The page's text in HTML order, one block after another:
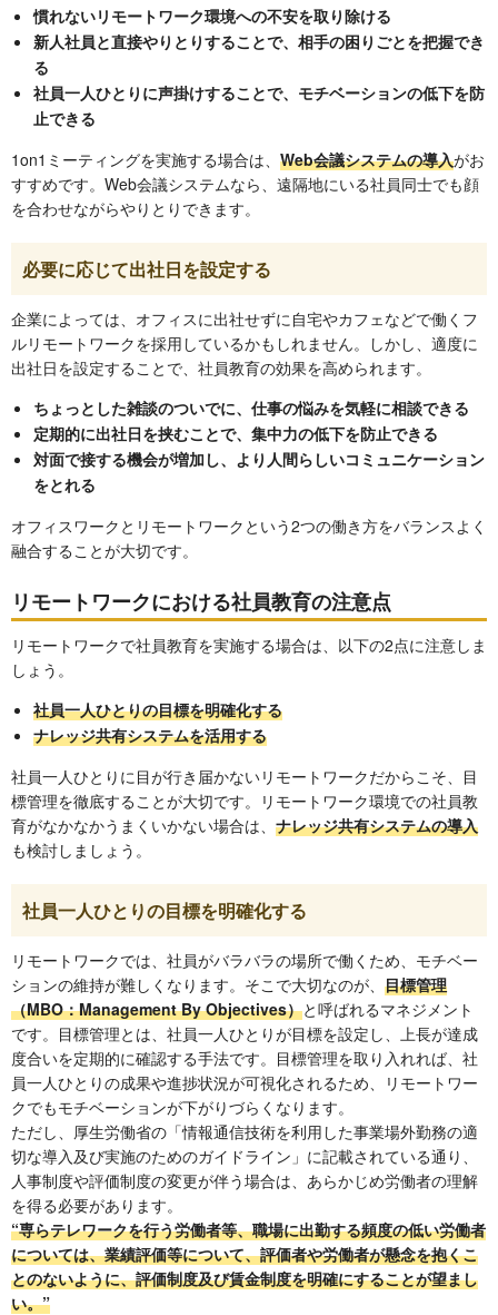
慣れないリモートワーク環境への不安を取り除ける
新人社員と直接やりとりすることで、相手の困りごとを把握でき
る
社員一人ひとりに声掛けすることで、モチベーションの低下を防
止できる
1on1ミーティングを実施する場合は、 Web会議システムの導入がお
すすめです。Web会議システムなら、遠隔地にいる社員同士でも顔
を合わせながらやりとりできます。
必要に応じて出社日を設定する
企業によっては、オフィスに出社せずに自宅やカフェなどで働くフ
ルリモートワークを採用しているかもしれません。しかし、適度に
出社日を設定することで、社員教育の効果を高められます。
ちょっとした雑談のついでに、仕事の悩みを気軽に相談できる
定期的に出社日を挟むことで、集中力の低下を防止できる
対面で接する機会が増加し、より人間らしいコミュニケーション
をとれる
オフィスワークとリモートワークという2つの働き方をバランスよく
融合することが大切です。
リモートワークにおける社員教育の注意点
リモートワークで社員教育を実施する場合は、以下の2点に注意しま
しょう。
社員一人ひとりの目標を明確化する
ナレッジ共有システムを活用する
社員一人ひとりに目が行き届かないリモートワークだからこそ、目
標管理を徹底することが大切です。リモートワーク環境での社員教
育がなかなかうまくいかない場合は、 ナレッジ共有システムの導入
も検討しましょう。
社員一人ひとりの目標を明確化する
リモートワークでは、社員がバラバラの場所で働くため、モチベー
ションの維持が難しくなります。そこで大切なのが、 目標管理
（MBO：Management By Objectives）と呼ばれるマネジメント
です。目標管理とは、社員一人ひとりが目標を設定し、上長が達成
度合いを定期的に確認する手法です。目標管理を取り入れれば、社
員一人ひとりの成果や進捗状況が可視化されるため、リモートワー
クでもモチベーションが下がりづらくなります。
ただし、厚生労働省の「情報通信技術を利用した事業場外勤務の適
切な導入及び実施のためのガイドライン」に記載されている通り、
人事制度や評価制度の変更が伴う場合は、あらかじめ労働者の理解
を得る必要があります。
“専らテレワークを行う労働者等、職場に出勤する頻度の低い労働者
については、業績評価等について、評価者や労働者が懸念を抱くこ
とのないように、評価制度及び賃金制度を明確にすることが望まし
い。”